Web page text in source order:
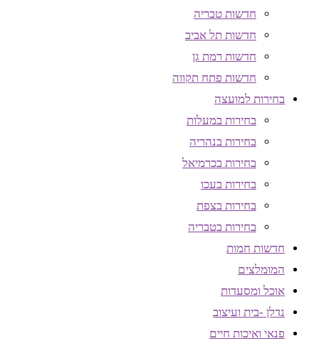
חדשות טבריה
חדשות תל אביב
חדשות רמת גן
חדשות פתח תקווה
בחירות למועצה
בחירות במעלות
בחירות בנהריה
בחירות בכרמיאל
בחירות בעכו
בחירות בצפת
בחירות בטבריה
חדשות חמות
המומלצים
אוכל ומסעדות
נדלן -בית ועיצוב
פנאי ואיכות חיים